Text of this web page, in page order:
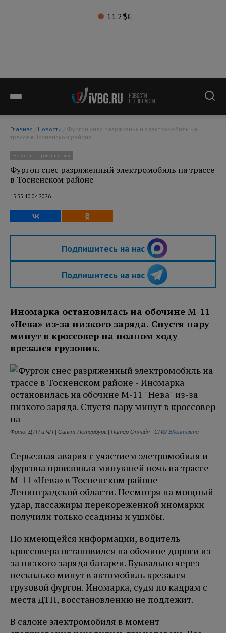
11.2°$€
Главная / Новости
трассе в Тосненском районе
Новости Происшествия
Фургон снес разряженный электромобиль на трассе
в Тосненском районе
15:55 10.04.2026
Подпишитесь на нас
Подпишитесь на нас
Иномарка остановилась на обочине М-11
«Нева» из-за низкого заряда. Спустя пару
минут в кроссовер на полном ходу
врезался грузовик.
Фото: ДТП и ЧП | Санкт-Петербург | Питер Онлайн | СПб/ВКонтакте
Серьезная авария с участием элетромобиля и
фургона произошла минувшей ночь на трассе
М-11 «Нева» в Тосненском районе
Ленинградской области. Несмотря на мощный
удар, пассажиры перекореженной иномарки
получили только ссадины и ушибы.
По имеющейся информации, водитель
кроссовера остановился на обочине дороги из-
за низкого заряда батареи. Буквально через
несколько минут в автомобиль врезался
грузовой фургон. Иномарка, судя по кадрам с
места ДТП, восстановлению не подлежит.
В салоне электромобиля в момент